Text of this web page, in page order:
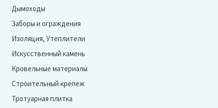
Дымоходы
Заборы и ограждения
Изоляция, Утеплители
Искусственный камень
Кровельные материалы
Строительный крепеж
Тротуарная плитка